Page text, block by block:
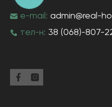
e-mail: admin@real-
тел-н: 38 (068)-807-